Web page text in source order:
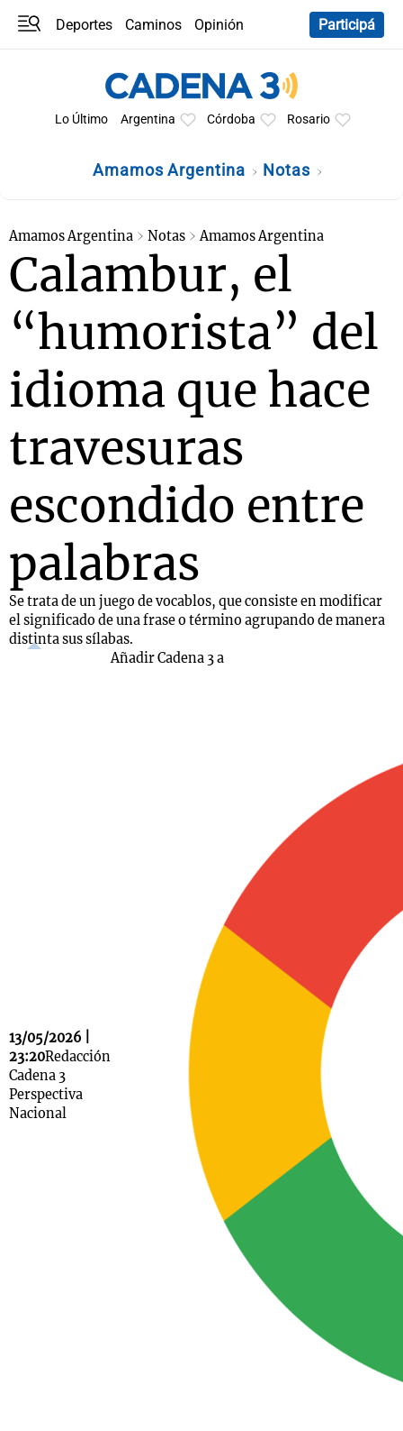
Deportes Caminos
Opinión
Participá
Lo Último Argentina Córdoba Rosario
Amamos Argentina Notas
Amamos Argentina Notas Amamos Argentina
Calambur, el
“humorista” del
idioma que hace
travesuras
escondido entre
palabras
Se trata de un juego de vocablos, que consiste en modificar
el significado de una frase o término agrupando de manera
distinta sus sílabas.
13/05/2026 |
23:20Redacción
Cadena 3
Perspectiva
Nacional
Añadir Cadena 3 a